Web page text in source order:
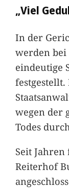
„Viel
In der
werden bei
eindeutige
wegen der
Todes
Seit
Reiterhof